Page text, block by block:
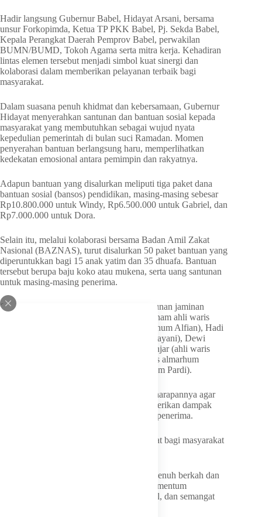
Hadir langsung Gubernur Babel, Hidayat Arsani, bersama
unsur Forkopimda, Ketua TP PKK Babel, Pj. Sekda Babel,
Kepala Perangkat Daerah Pemprov Babel, perwakilan
BUMN/BUMD, Tokoh Agama serta mitra kerja. Kehadiran
lintas elemen tersebut menjadi simbol kuat sinergi dan
kolaborasi dalam memberikan pelayanan terbaik bagi
masyarakat.
Dalam suasana penuh khidmat dan kebersamaan, Gubernur
Hidayat menyerahkan santunan dan bantuan sosial kepada
masyarakat yang membutuhkan sebagai wujud nyata
kepedulian pemerintah di bulan suci Ramadan. Momen
penyerahan bantuan berlangsung haru, memperlihatkan
kedekatan emosional antara pemimpin dan rakyatnya.
Adapun bantuan yang disalurkan meliputi tiga paket dana
bantuan sosial (bansos) pendidikan, masing-masing sebesar
Rp10.800.000 untuk Windy, Rp6.500.000 untuk Gabriel, dan
Rp7.000.000 untuk Dora.
Selain itu, melalui kolaborasi bersama Badan Amil Zakat
Nasional (BAZNAS), turut disalurkan 50 paket bantuan yang
diperuntukkan bagi 15 anak yatim dan 35 dhuafa. Bantuan
tersebut berupa baju koko atau mukena, serta uang santunan
untuk masing-masing penerima.
Gubernur Hidayat juga menyerahkan santunan jaminan
kematian BPJS Ketenagakerjaan kepada enam ahli waris
peserta, yakni Rismawati (ahli waris almarhum Alfian), Hadi
Priangga (ahli waris almarhumah Sri Handayani), Dewi
Amelia (ahli waris almarhum Zulfakar), Anjar (ahli waris
almarhum Adhie Marta), Juliana (ahli waris almarhum
Marzuki), dan Penny Yunita (putri almarhum Pardi).
Gubernur Hidayat Arsani menyampaikan harapannya agar
setiap bantuan yang diberikan dapat memberikan dampak
nyata dan meringankan beban masyarakat penerima.
“Semoga bantuan tersebut dapat bermanfaat bagi masyarakat
Menurutnya, Ramadan merupakan bulan penuh berkah dan
ampunan yang harus dimaknai sebagai momentum
memperkuat nilai spiritual, solidaritas sosial, dan semangat